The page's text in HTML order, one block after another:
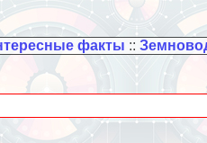
факты ::